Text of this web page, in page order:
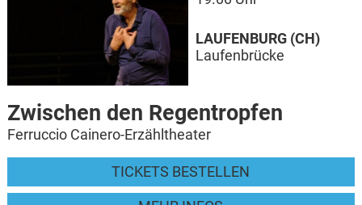
Zwischen den Regentropfen
Ferruccio Cainero-Erzähltheater
TICKETS BESTELLEN
LAUFENBURG (CH)
Laufenbrücke